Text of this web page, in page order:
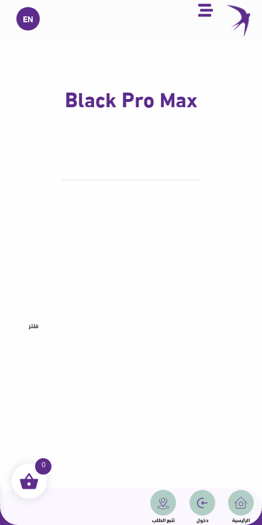
تخطي
المحتوى
EN
الرئيسية دخول تتبع الطلب
Black Pro Max
فلتر
جميع الحقوق محفوظة | سمامة 2025 | دولة قطر
0